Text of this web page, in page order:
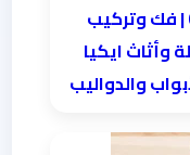
نجار الحمراء بمكة 0546138860⁩ | فك وتركيب
وأثاث ايكيا
والدواليب